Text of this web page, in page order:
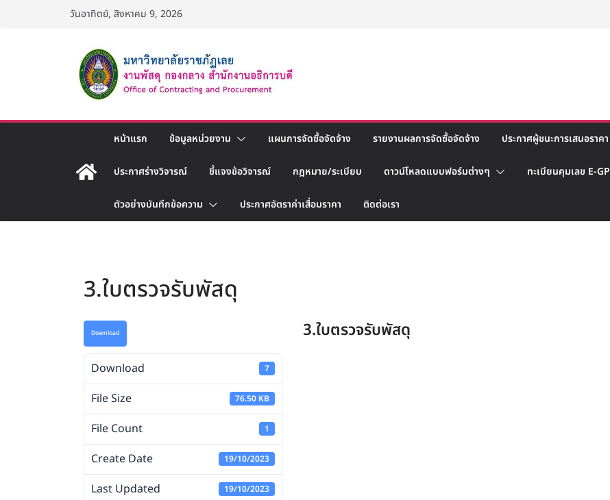
วันอาทิตย์, สิงหาคม 9, 2026
หน้าแรก ข้อมูลหน่วยงาน แผนการจัดซื้อจัดจ้าง รายงานผลการจัดซื้อจัดจ้าง ประกาศผู้ชนะการเสนอราคา
ประกาศร่างวิจารณ์ ชี้แจงข้อวิจารณ์ กฎหมาย/ระเบียบ ดาวน์โหลดแบบฟอร์มต่างๆ ทะเบียนคุมเลข E-GP
ตัวอย่างบันทึกข้อความ ประกาศอัตราค่าเสื่อมราคา ติดต่อเรา
3.ใบตรวจรับพัสดุ
Download
Download 7
File Size 76.50 KB
File Count 1
Create Date 19/10/2023
Last Updated 19/10/2023
3.ใบตรวจรับพัสดุ